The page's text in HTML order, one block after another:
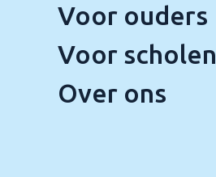
Voor ouders
Voor scholen
Over ons